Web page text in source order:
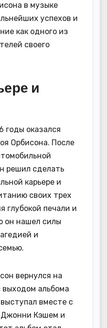
в музыке
успехов и
как одного из
своего
и
годы оказался
Орбисона. После
решил сделать
карьере и
своих трех
глубокой печали и
он нашел силы
и
вернулся на
альбома
вместе с
Кэшем и